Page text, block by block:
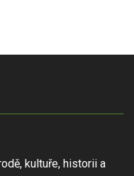
kultuře, historii a